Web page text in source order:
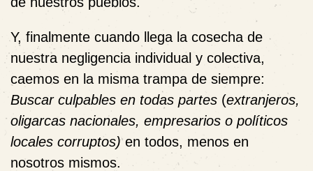
Y, finalmente cuando llega la cosecha de
nuestra negligencia individual y colectiva,
caemos en la misma trampa de siempre:
Buscar culpables en todas partes (extranjeros,
oligarcas nacionales, empresarios o políticos
locales corruptos) en todos, menos en
nosotros mismos.